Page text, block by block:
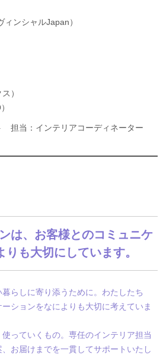
ンシャルJapan）
）
担当：インテリアコーディネーター
は、お客様とのコミュニケ
りも大切にしています。
らしに寄り添うために。 わたしたち
ションをなによりも大切に考えていま
っていくもの。専任のインテリア担当
お届けまでを一貫してサポートいたし